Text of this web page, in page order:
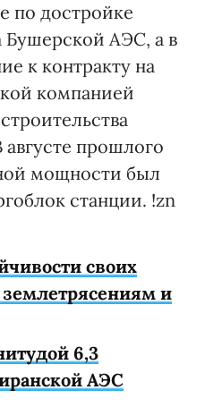
по достройке
Бушерской АЭС, а в
к контракту на
компанией
прошлого
мощности был
станции. !zn
своих
и
6,3
АЭС